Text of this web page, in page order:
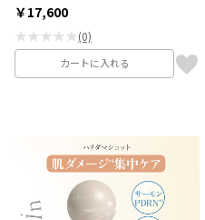
￥17,600
★★★★★(0)
カートに入れる